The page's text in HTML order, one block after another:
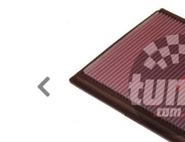
About
Services
Filtros